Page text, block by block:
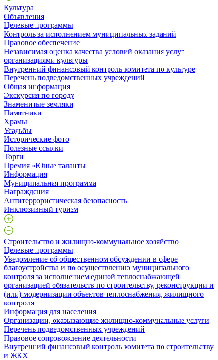
Культура
Объявления
Целевые программы
Контроль за исполнением муниципальных заданий
Правовое обеспечение
Независимая оценка качества условий оказания услуг
организациями культуры
Внутренний финансовый контроль комитета по культуре
Перечень подведомственных учреждений
Общая информация
Экскурсия по городу
Знаменитые земляки
Памятники
Храмы
Усадьбы
Исторические фото
Полезные ссылки
Торги
Премия «Юные таланты
Информация
Муниципальная программа
Награждения
Антитеррористическая безопасность
Инклюзивный туризм
Строительство и жилищно-коммунальное хозяйство
Целевые программы
Уведомление об общественном обсуждении в сфере
благоустройства и по осуществлению муниципального
контроля за исполнением единой теплоснабжающей
организацией обязательств по строительству, реконструкции и
(или) модернизации объектов теплоснабжения, жилищного
контроля
Информация для населения
Организации, оказывающие жилищно-коммунальные услуги
Перечень подведомственных учреждений
Правовое сопровождение деятельности
Внутренний финансовый контроль комитета по строительству
и ЖКХ